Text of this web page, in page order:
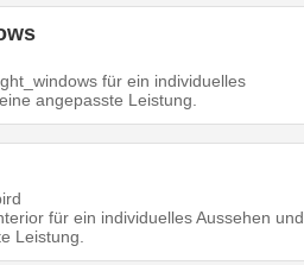
für ein individuelles
angepasste Leistung.
für ein individuelles Aussehen und
Leistung.